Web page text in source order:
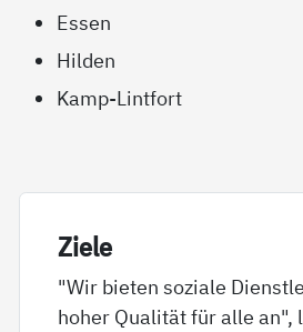
Essen
Hilden
Kamp-Lintfort
Zie­le
"Wir bieten soziale
hoher Qualität für alle an",